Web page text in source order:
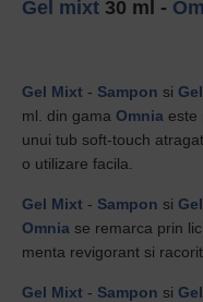
Gel mixt 30 ml -
Gel Mixt - Sampon si
ml. din gama Omnia este
unui tub soft-touch
o utilizare facila.
Gel Mixt - Sampon si
Omnia se remarca prin
menta revigorant si
Gel Mixt - Sampon si